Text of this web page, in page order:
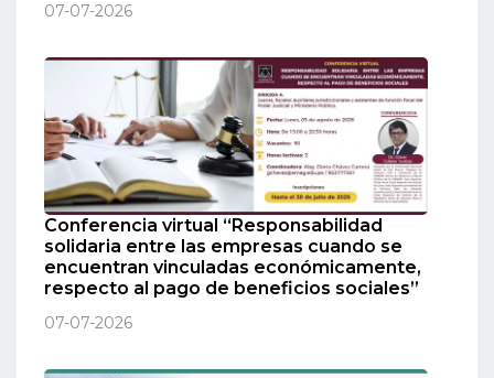
07-07-2026
Conferencia virtual “Responsabilidad
solidaria entre las empresas cuando se
encuentran vinculadas económicamente,
respecto al pago de beneficios sociales”
07-07-2026